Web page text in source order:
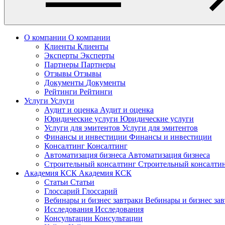
О компании О компании
Клиенты Клиенты
Эксперты Эксперты
Партнеры Партнеры
Отзывы Отзывы
Документы Документы
Рейтинги Рейтинги
Услуги Услуги
Аудит и оценка Аудит и оценка
Юридические услуги Юридические услуги
Услуги для эмитентов Услуги для эмитентов
Финансы и инвестиции Финансы и инвестиции
Консалтинг Консалтинг
Автоматизация бизнеса Автоматизация бизнеса
Строительный консалтинг Строительный
Академия КСК Академия КСК
Статьи Статьи
Глоссарий Глоссарий
Вебинары и бизнес завтраки Вебинары и бизнес
Исследования Исследования
Консультации Консультации